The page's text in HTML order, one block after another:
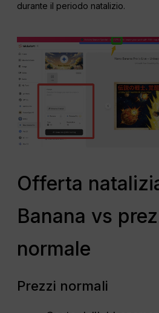
durante il periodo natalizio.
Offerta
Banana vs
normale
Prezzi normali